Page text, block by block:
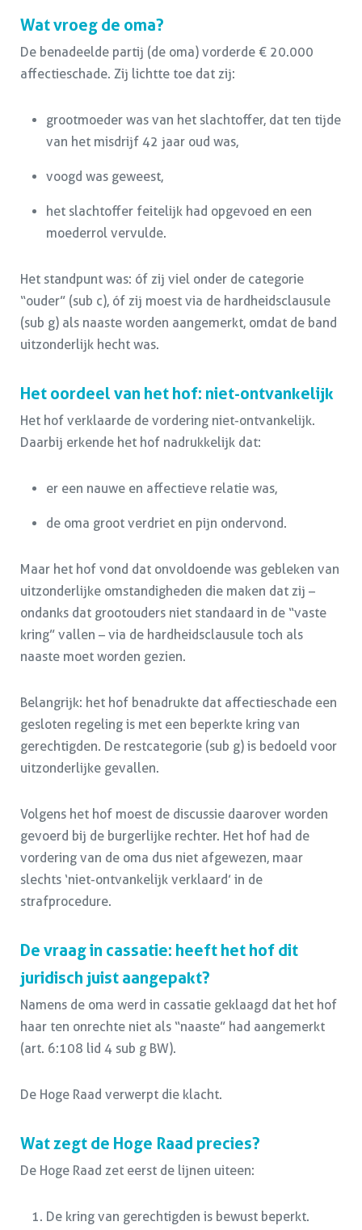
Wat vroeg de oma?
De benadeelde partij (de oma) vorderde € 20.000
affectieschade. Zij lichtte toe dat zij:
grootmoeder was van het slachtoffer, dat ten tijde
van het misdrijf 42 jaar oud was,
voogd was geweest,
het slachtoffer feitelijk had opgevoed en een
moederrol vervulde.
Het standpunt was: óf zij viel onder de categorie
“ouder” (sub c), óf zij moest via de hardheidsclausule
(sub g) als naaste worden aangemerkt, omdat de band
uitzonderlijk hecht was.
Het oordeel van het hof: niet-ontvankelijk
Het hof verklaarde de vordering niet-ontvankelijk.
Daarbij erkende het hof nadrukkelijk dat:
er een nauwe en affectieve relatie was,
de oma groot verdriet en pijn ondervond.
Maar het hof vond dat onvoldoende was gebleken van
uitzonderlijke omstandigheden die maken dat zij –
ondanks dat grootouders niet standaard in de “vaste
kring” vallen – via de hardheidsclausule toch als
naaste moet worden gezien.
Belangrijk: het hof benadrukte dat affectieschade een
gesloten regeling is met een beperkte kring van
gerechtigden. De restcategorie (sub g) is bedoeld voor
uitzonderlijke gevallen.
Volgens het hof moest de discussie daarover worden
gevoerd bij de burgerlijke rechter. Het hof had de
vordering van de oma dus niet afgewezen, maar
slechts ‘niet-ontvankelijk verklaard’ in de
strafprocedure.
De vraag in cassatie: heeft het hof dit
juridisch juist aangepakt?
Namens de oma werd in cassatie geklaagd dat het hof
haar ten onrechte niet als “naaste” had aangemerkt
(art. 6:108 lid 4 sub g BW).
De Hoge Raad verwerpt die klacht.
Wat zegt de Hoge Raad precies?
De Hoge Raad zet eerst de lijnen uiteen:
De kring van gerechtigden is bewust beperkt.